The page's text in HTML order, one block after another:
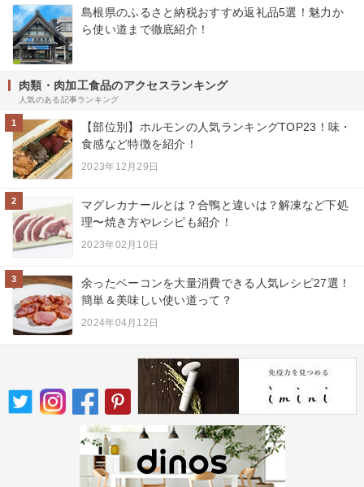
島根県のふるさと納税おすすめ返礼品5選！魅力か
ら使い道まで徹底紹介！
肉類・肉加工食品のアクセスランキング
人気のある記事ランキング
1
【部位別】ホルモンの人気ランキングTOP23！味・
食感など特徴を紹介！
2023年12月29日
2
マグレカナールとは？合鴨と違いは？解凍など下処
理〜焼き方やレシピも紹介！
2023年02月10日
3
余ったベーコンを大量消費できる人気レシピ27選！
簡単＆美味しい使い道って？
2024年04月12日